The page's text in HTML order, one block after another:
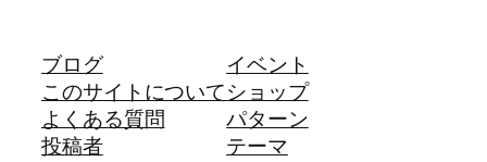
ブログ
このサイトについて
よくある質問
投稿者
イベント
ショップ
パターン
テーマ